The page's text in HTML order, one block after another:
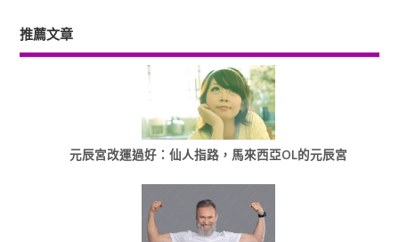
推薦文章
元辰宮改運過好：仙人指路，馬來西亞OL的元辰宮